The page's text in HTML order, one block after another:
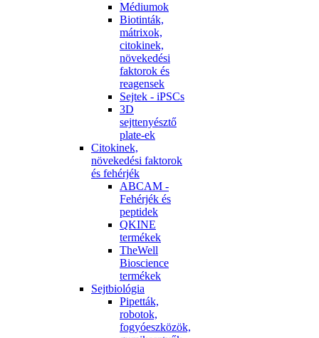
Médiumok
Biotinták,
mátrixok,
citokinek,
növekedési
faktorok és
reagensek
Sejtek - iPSCs
3D
sejttenyésztő
plate-ek
Citokinek,
növekedési faktorok
és fehérjék
ABCAM -
Fehérjék és
peptidek
QKINE
termékek
TheWell
Bioscience
termékek
Sejtbiológia
Pipetták,
robotok,
fogyóeszközök,